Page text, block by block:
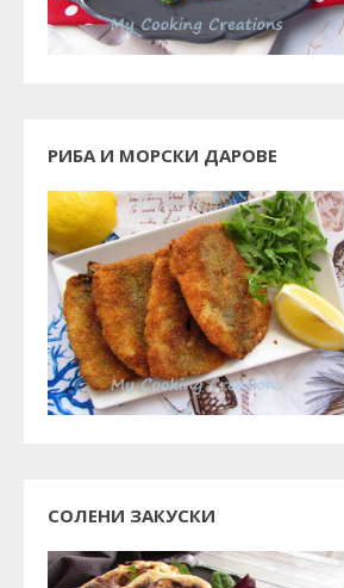
РИБА И МОРСКИ ДАРОВЕ
СОЛЕНИ ЗАКУСКИ